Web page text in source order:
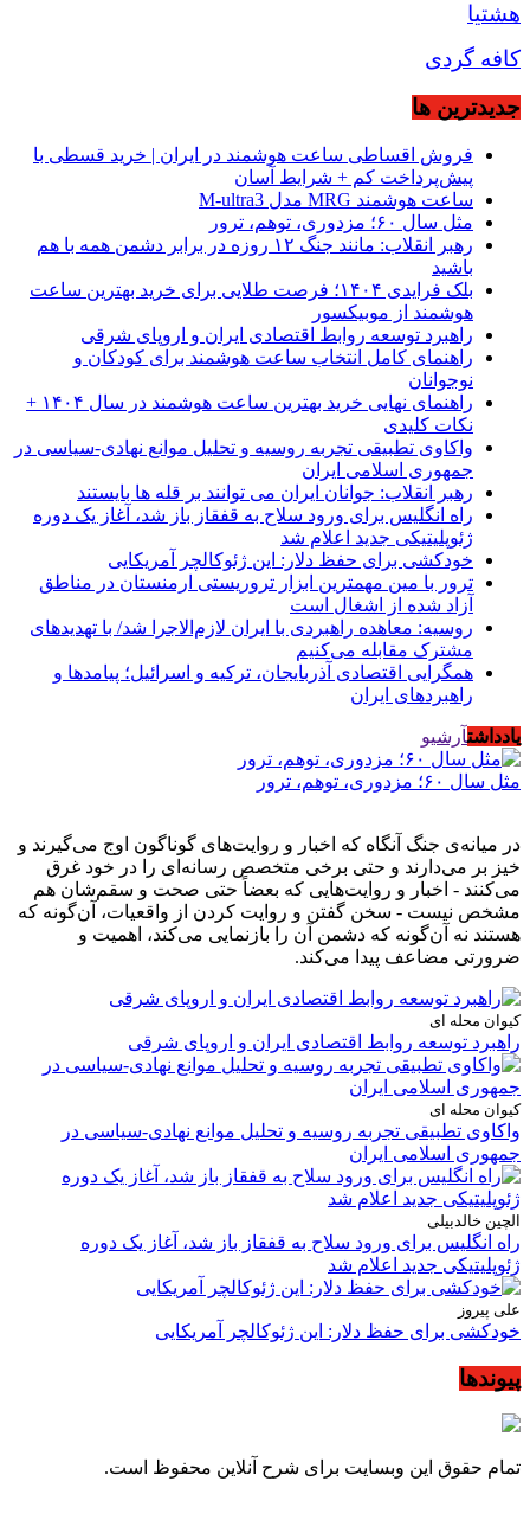
هشتیا
کافه گردی
جديدترين ها
فروش اقساطی ساعت هوشمند در ایران | خرید قسطی با
پیش‌پرداخت کم + شرایط آسان
ساعت هوشمند MRG مدل M-ultra3
مثل سال ۶۰؛ مزدوری، توهم، ترور
رهبر انقلاب: مانند جنگ ۱۲ روزه در برابر دشمن همه با هم
باشید
بلک فرایدی ۱۴۰۴؛ فرصت طلایی برای خرید بهترین ساعت
هوشمند از موبیکسور
راهبرد توسعه روابط اقتصادی ایران و اروپای شرقی
راهنمای کامل انتخاب ساعت هوشمند برای کودکان و
نوجوانان
راهنمای نهایی خرید بهترین ساعت هوشمند در سال ۱۴۰۴ +
نکات کلیدی
واکاوی تطبیقی تجربه روسیه و تحلیل موانع نهادی-سیاسی در
جمهوری اسلامی ایران
رهبر انقلاب: جوانان ایران می توانند بر قله ها بایستند
راه انگلیس برای ورود سلاح به قفقاز باز شد، آغاز یک دوره
ژئوپلیتیکی جدید اعلام شد
خودکشی برای حفظ دلار: این ژئوکالچر آمریکایی
ترور با مین مهمترین ابزار تروریستی ارمنستان در مناطق
آزاد شده از اشغال است
روسیه: معاهده راهبردی با ایران لازم‌الاجرا شد/ با تهدیدهای
مشترک مقابله می‌کنیم
همگرایی اقتصادی آذربایجان، ترکیه و اسرائیل؛ پیامدها و
راهبردهای ایران
یادداشتآرشیو
مثل سال ۶۰؛ مزدوری، توهم، ترور
در میانه‌ی جنگ آنگاه که اخبار و روایت‌های گوناگون اوج می‌گیرند و
خیز بر می‌دارند و حتی برخی متخصص رسانه‌ای را در خود غرق
می‌کنند - اخبار و روایت‌هایی که بعضاً حتی صحت و سقم‌شان هم
مشخص نیست - سخن گفتن و روایت کردن از واقعیات، آن‌گونه که
هستند نه آن‌گونه که دشمن آن را بازنمایی می‌کند، اهمیت و
ضرورتی مضاعف پیدا می‌کند.
کیوان محله ای
راهبرد توسعه روابط اقتصادی ایران و اروپای شرقی
کیوان محله ای
واکاوی تطبیقی تجربه روسیه و تحلیل موانع نهادی-سیاسی در
جمهوری اسلامی ایران
الچین خالدبیلی
راه انگلیس برای ورود سلاح به قفقاز باز شد، آغاز یک دوره
ژئوپلیتیکی جدید اعلام شد
علی پیروز
خودکشی برای حفظ دلار: این ژئوکالچر آمریکایی
پیوندها
تمام حقوق این وبسایت برای شرح آنلاین محفوظ است.